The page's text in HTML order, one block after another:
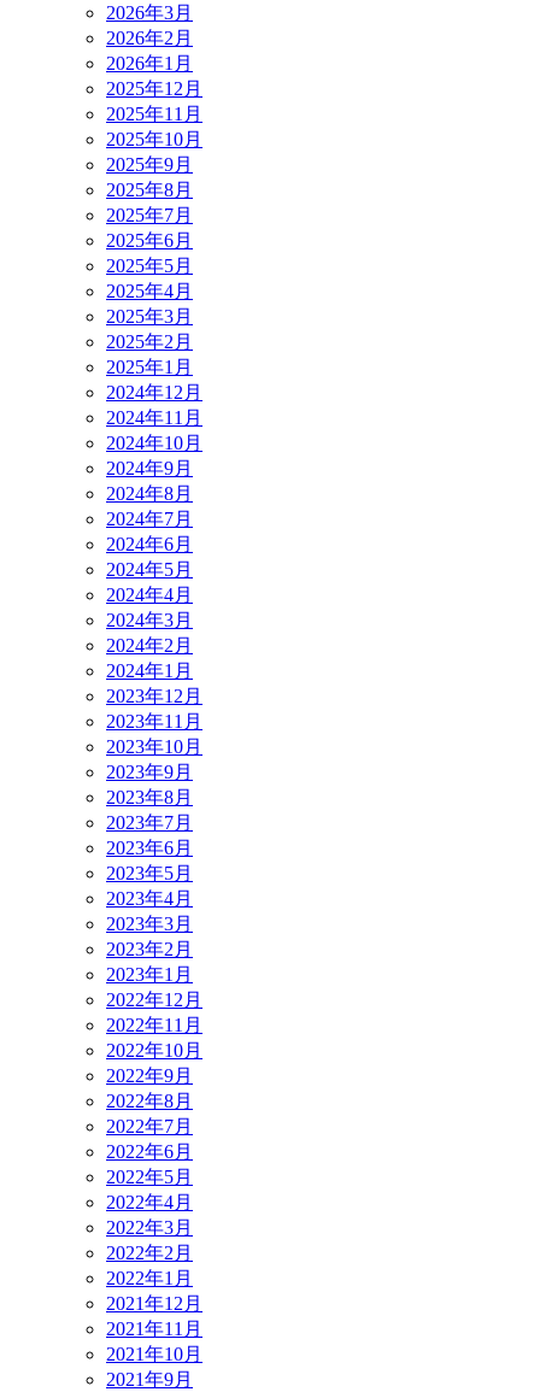
2026年3月
2026年2月
2026年1月
2025年12月
2025年11月
2025年10月
2025年9月
2025年8月
2025年7月
2025年6月
2025年5月
2025年4月
2025年3月
2025年2月
2025年1月
2024年12月
2024年11月
2024年10月
2024年9月
2024年8月
2024年7月
2024年6月
2024年5月
2024年4月
2024年3月
2024年2月
2024年1月
2023年12月
2023年11月
2023年10月
2023年9月
2023年8月
2023年7月
2023年6月
2023年5月
2023年4月
2023年3月
2023年2月
2023年1月
2022年12月
2022年11月
2022年10月
2022年9月
2022年8月
2022年7月
2022年6月
2022年5月
2022年4月
2022年3月
2022年2月
2022年1月
2021年12月
2021年11月
2021年10月
2021年9月